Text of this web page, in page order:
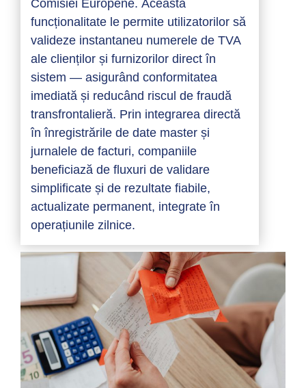
Comisiei Europene. Această
funcționalitate le permite utilizatorilor să
valideze instantaneu numerele de TVA
ale clienților și furnizorilor direct în
sistem — asigurând conformitatea
imediată și reducând riscul de fraudă
transfrontalieră. Prin integrarea directă
în înregistrările de date master și
jurnalele de facturi, companiile
beneficiază de fluxuri de validare
simplificate și de rezultate fiabile,
actualizate permanent, integrate în
operațiunile zilnice.